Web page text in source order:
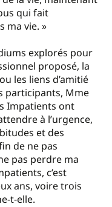
qui fait
ma vie. »
explorés pour
proposé, la
les liens d’amitié
participants, Mme
Impatients ont
à l’urgence,
et des
de ne pas
pas perdre ma
c’est
ans, voire trois
t-elle.